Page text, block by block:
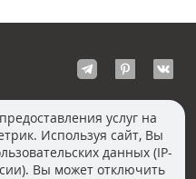
Волгоград
услуг на
Используя сайт, Вы
данных (IP-
Вы может отключить